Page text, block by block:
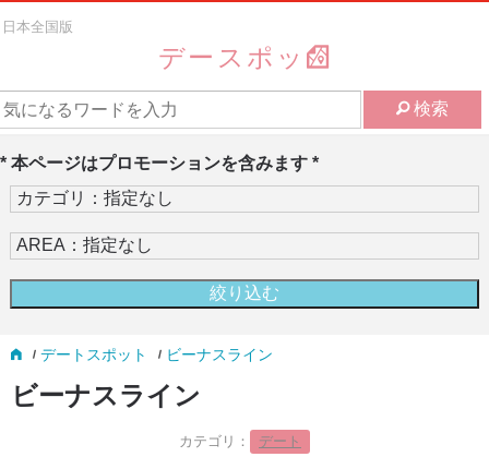
日本全国版
デースポッ
検索
* 本ページはプロモーションを含みます *
デートスポット ビーナスライン
ビーナスライン
カテゴリ： デート